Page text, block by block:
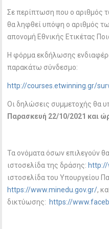
Σε περίπτωση που ο αριθμός
θα ληφθεί υπόψη ο αριθμός
απονομή Εθνικής Ετικέτας
Η φόρμα εκδήλωσης
παρακάτω σύνδεσμο:
http://courses.etwinning.gr/
Oι δηλώσεις συμμετοχής θα
Παρασκευή 22/10/2021 και
Τα ονόματα όσων επιλεγούν
ιστοσελίδα της δράσης:
ιστοσελίδα του Υπουργείου
https://www.minedu.gov.gr/,
δικτύωσης: https://